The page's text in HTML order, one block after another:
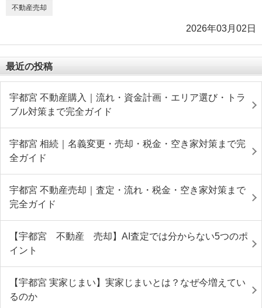
不動産売却
2026年03月02日
最近の投稿
宇都宮 不動産購入｜流れ・資金計画・エリア選び・トラ
ブル対策まで完全ガイド
宇都宮 相続｜名義変更・売却・税金・空き家対策まで完
全ガイド
宇都宮 不動産売却｜査定・流れ・税金・空き家対策まで
完全ガイド
【宇都宮 不動産 売却】AI査定では分からない5つのポ
イント
【宇都宮 実家じまい】実家じまいとは？なぜ今増えてい
るのか